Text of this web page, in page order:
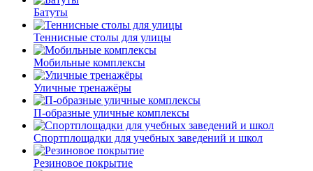
Батуты
Теннисные столы для улицы
Мобильные комплексы
Уличные тренажёры
П-образные уличные комплексы
Спортплощадки для учебных заведений и школ
Резиновое покрытие